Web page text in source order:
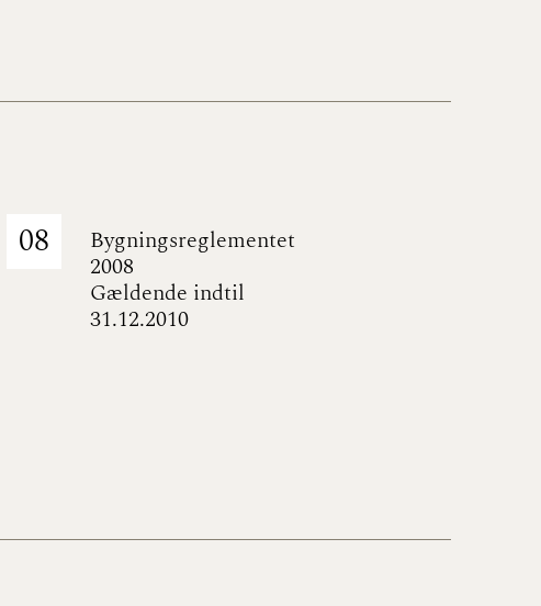
08
Bygningsreglementet
2008
Gældende indtil
31.12.2010